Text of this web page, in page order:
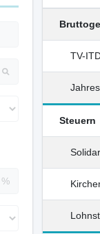
%
TV-
Steuern